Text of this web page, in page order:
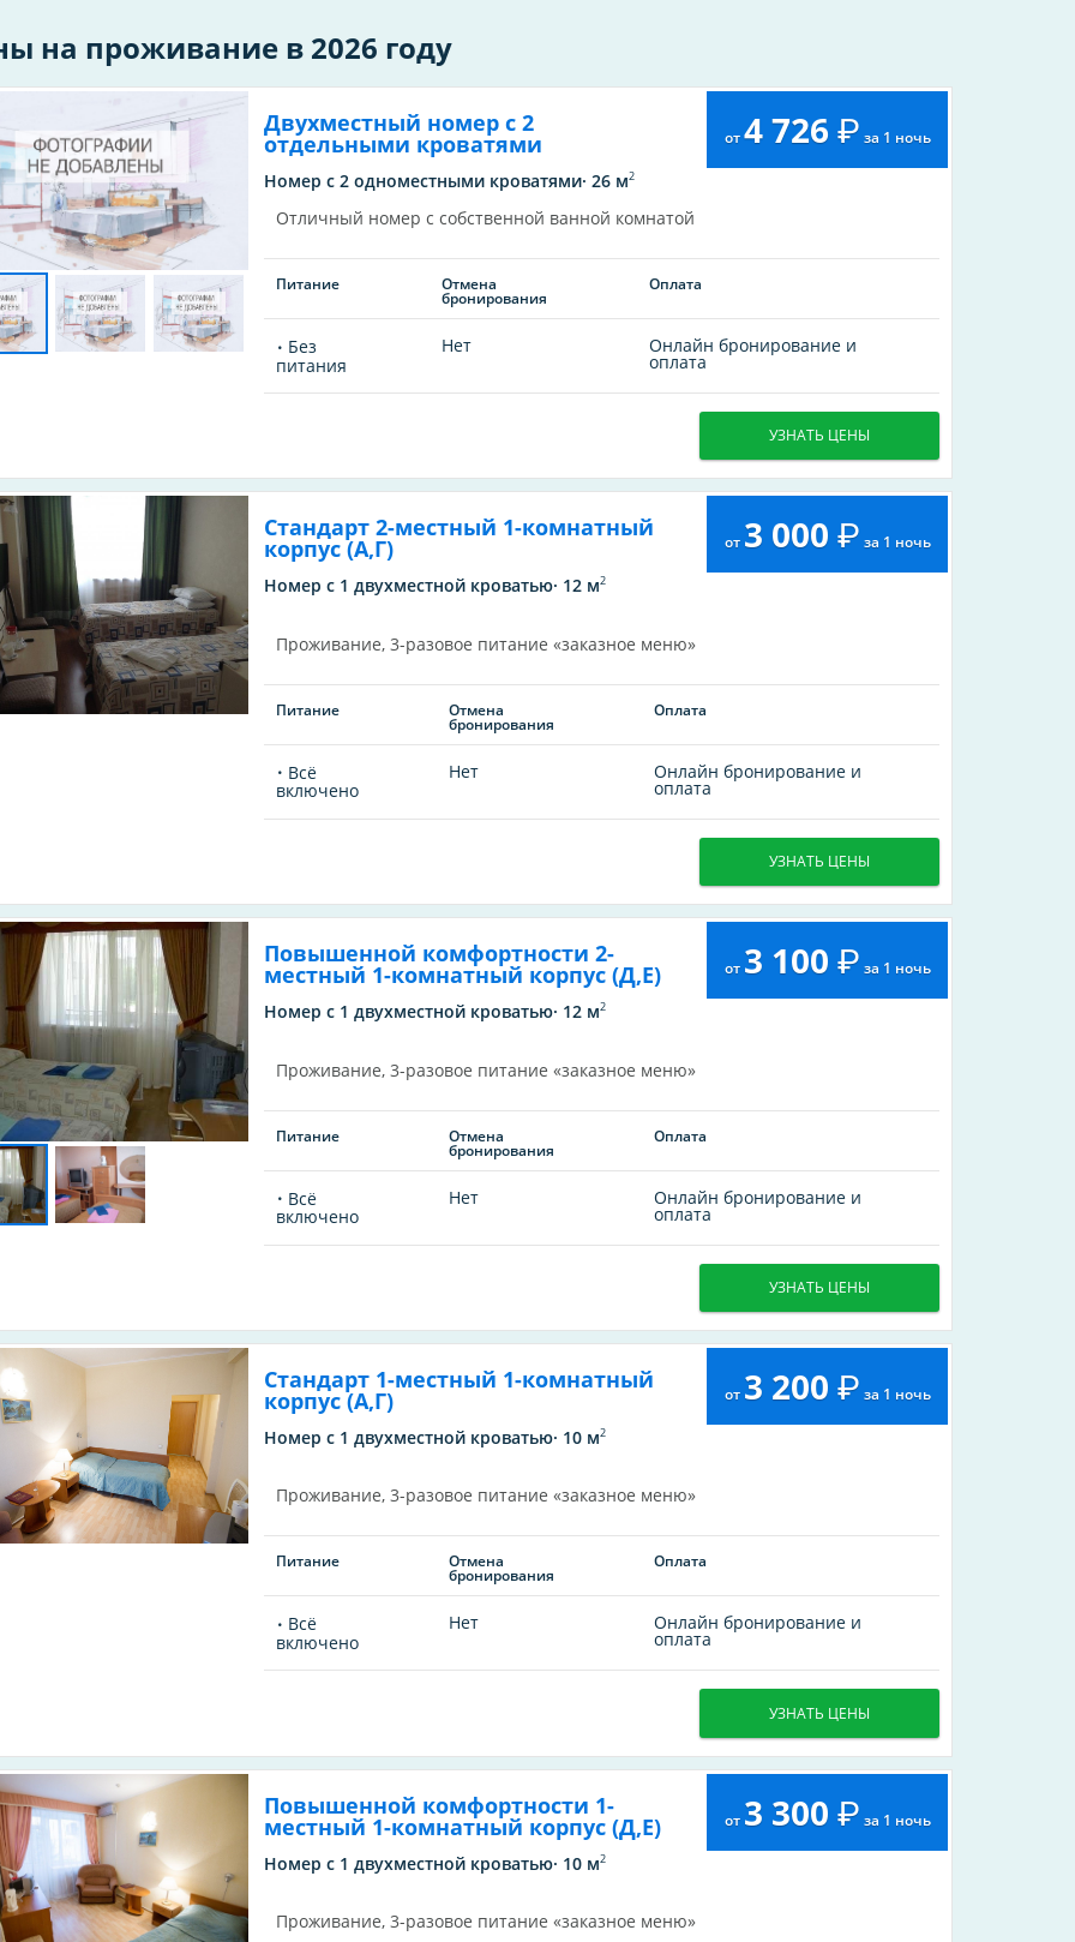
на проживание в 2026 году
от4 726 за 1 ночь
Двухместный номер с 2
отдельными кроватями
Номер с 2 одноместными кроватями· 26 м2
Отличный номер с собственной ванной комнатой
Питание Отмена
бронирования
Оплата
Без
питания
Нет Онлайн бронирование и
оплата
УЗНАТЬ ЦЕНЫ
от 3 000 за 1 ночь
Стандарт 2-местный 1-комнатный
корпус (А,Г)
Номер с 1 двухместной кроватью· 12 м2
Проживание, 3-разовое питание «заказное меню»
Питание Отмена
бронирования
Оплата
Всё
включено
Нет Онлайн бронирование и
оплата
УЗНАТЬ ЦЕНЫ
от 3 100 за 1 ночь
Повышенной комфортности 2-
местный 1-комнатный корпус (Д,Е)
Номер с 1 двухместной кроватью· 12 м2
Проживание, 3-разовое питание «заказное меню»
Питание Отмена
бронирования
Оплата
Всё
включено
Нет Онлайн бронирование и
оплата
УЗНАТЬ ЦЕНЫ
от 3 200 за 1 ночь
Стандарт 1-местный 1-комнатный
корпус (А,Г)
Номер с 1 двухместной кроватью· 10 м2
Проживание, 3-разовое питание «заказное меню»
Питание Отмена
бронирования
Оплата
Всё
включено
Нет Онлайн бронирование и
оплата
УЗНАТЬ ЦЕНЫ
от 3 300 за 1 ночь
Повышенной комфортности 1-
местный 1-комнатный корпус (Д,Е)
Номер с 1 двухместной кроватью· 10 м2
Проживание, 3-разовое питание «заказное меню»